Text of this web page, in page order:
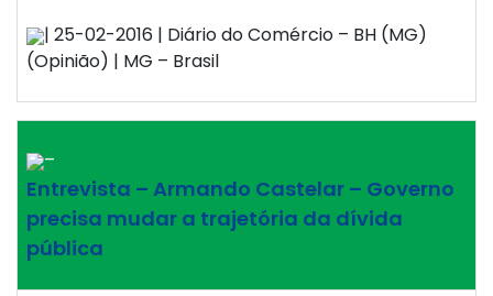
| 25-02-2016 | Diário do Comércio – BH (MG)
(Opinião) | MG – Brasil
–
Entrevista – Armando Castelar – Governo
precisa mudar a trajetória da dívida
pública